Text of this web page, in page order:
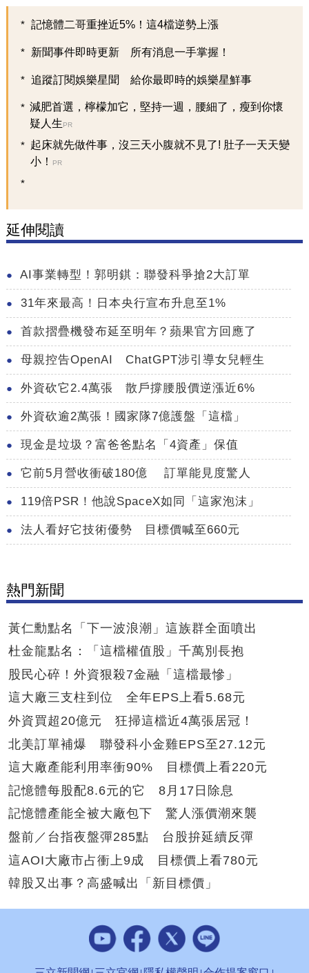
記憶體二哥重挫近5%！這4檔逆勢上漲
新聞事件即時更新 所有消息一手掌握！
追蹤訂閱娛樂星聞 給你最即時的娛樂星鮮事
減肥首選，檸檬加它，堅持一週，腰細了，瘦到你懷
疑人生PR
起床就先做件事，沒三天小腹就不見了! 肚子一天天變
小！
PR
延伸閱讀
AI事業轉型！郭明錤：聯發科爭搶2大訂單
31年來最高！日本央行宣布升息至1%
首款摺疊機發布延至明年？蘋果官方回應了
母親控告OpenAI ChatGPT涉引導女兒輕生
外資砍它2.4萬張 散戶撐腰股價逆漲近6%
外資砍逾2萬張！國家隊7億護盤「這檔」
現金是垃圾？富爸爸點名「4資產」保值
它前5月營收衝破180億 訂單能見度驚人
119倍PSR！他說SpaceX如同「這家泡沫」
法人看好它技術優勢 目標價喊至660元
熱門新聞
黃仁勳點名「下一波浪潮」這族群全面噴出
杜金龍點名：「這檔權值股」千萬別長抱
股民心碎！外資狠殺7金融「這檔最慘」
這大廠三支柱到位 全年EPS上看5.68元
外資買超20億元 狂掃這檔近4萬張居冠！
北美訂單補爆 聯發科小金雞EPS至27.12元
這大廠產能利用率衝90% 目標價上看220元
記憶體每股配8.6元的它 8月17日除息
記憶體產能全被大廠包下 驚人漲價潮來襲
盤前／台指夜盤彈285點 台股拚延續反彈
這AOI大廠市占衝上9成 目標價上看780元
韓股又出事？高盛喊出「新目標價」